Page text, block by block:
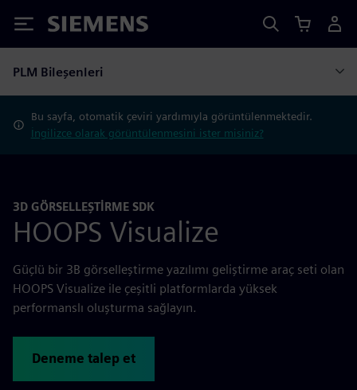
Siemens
PLM Bileşenleri
Bu sayfa, otomatik çeviri yardımıyla görüntülenmektedir.
İngilizce olarak görüntülenmesini ister misiniz?
3D GÖRSELLEŞTİRME SDK
HOOPS Visualize
Güçlü bir 3B görselleştirme yazılımı geliştirme araç seti olan
HOOPS Visualize ile çeşitli platformlarda yüksek
performanslı oluşturma sağlayın.
Deneme talep et